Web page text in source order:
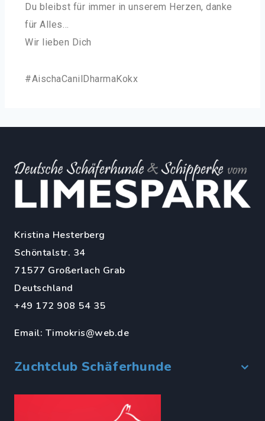
Du bleibst für immer in unserem Herzen, danke
für Alles…
Wir lieben Dich
#AischaCanilDharmaKokx
Kristina Hesterberg
Schöntalstr. 34
71577 Großerlach Grab
Deutschland
+49 172 908 54 35
Email: Timokris@web.de
Zuchtclub Schäferhunde